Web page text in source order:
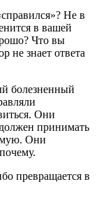
Не в
в вашей
Что вы
не знает ответа
болезненный
Они
принимать
Они
превращается в